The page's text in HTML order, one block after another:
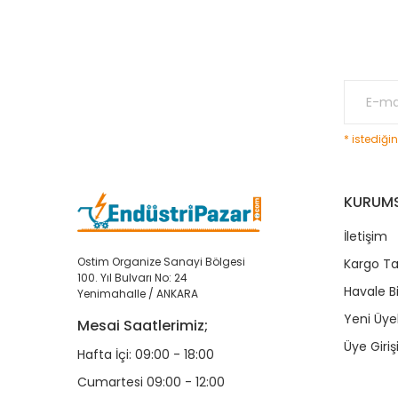
*
Ostim Organize Sanayi Bölgesi
100. Yıl Bulvarı No: 24
Yenimahalle / ANKARA
Mesai Saatlerimiz;
Hafta İçi: 09:00 - 18:00
Cumartesi 09:00 - 12:00
İletişim
Kargo
Havale
Yeni
Üye Girişi